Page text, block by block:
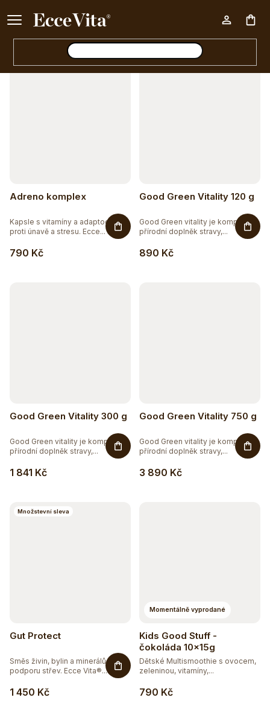
Ke každému nákupu nad 500 Kč dárek zdarma 📦
z
n
u
t
ů
V
r
d
u
Adreno komplex
790 Kč
Kapsle s vitamíny a adaptogeny
proti únavě a stresu. Ecce...
Good Green Vitality 120 g
890 Kč
Good Green vitality je komplexní
přírodní doplněk stravy,...
Good Green Vitality 300 g
1 841 Kč
Good Green vitality je komplexní
přírodní doplněk stravy,...
Good Green Vitality 750 g
3 890 Kč
Good Green vitality je komplexní
přírodní doplněk stravy,...
Množstevní sleva
Gut Protect
1 450 Kč
Směs živin, bylin a minerálů pro
podporu střev. Ecce Vita®...
Momentálně vyprodané
Kids Good Stuff -
čokoláda 10x15g
790 Kč
Dětské Multismoothie s ovocem,
zeleninou, vitamíny,...
Těžko po jídle?